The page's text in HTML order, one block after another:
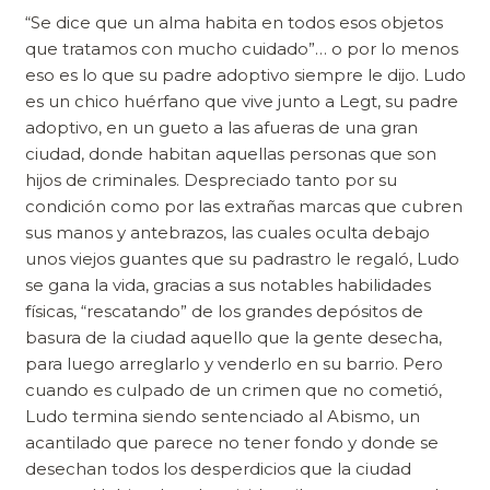
“Se dice que un alma habita en todos esos objetos
que tratamos con mucho cuidado”… o por lo menos
eso es lo que su padre adoptivo siempre le dijo. Ludo
es un chico huérfano que vive junto a Legt, su padre
adoptivo, en un gueto a las afueras de una gran
ciudad, donde habitan aquellas personas que son
hijos de criminales. Despreciado tanto por su
condición como por las extrañas marcas que cubren
sus manos y antebrazos, las cuales oculta debajo
unos viejos guantes que su padrastro le regaló, Ludo
se gana la vida, gracias a sus notables habilidades
físicas, “rescatando” de los grandes depósitos de
basura de la ciudad aquello que la gente desecha,
para luego arreglarlo y venderlo en su barrio. Pero
cuando es culpado de un crimen que no cometió,
Ludo termina siendo sentenciado al Abismo, un
acantilado que parece no tener fondo y donde se
desechan todos los desperdicios que la ciudad